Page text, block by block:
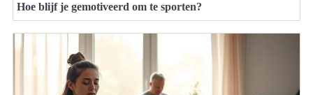
Hoe blijf je gemotiveerd om te sporten?